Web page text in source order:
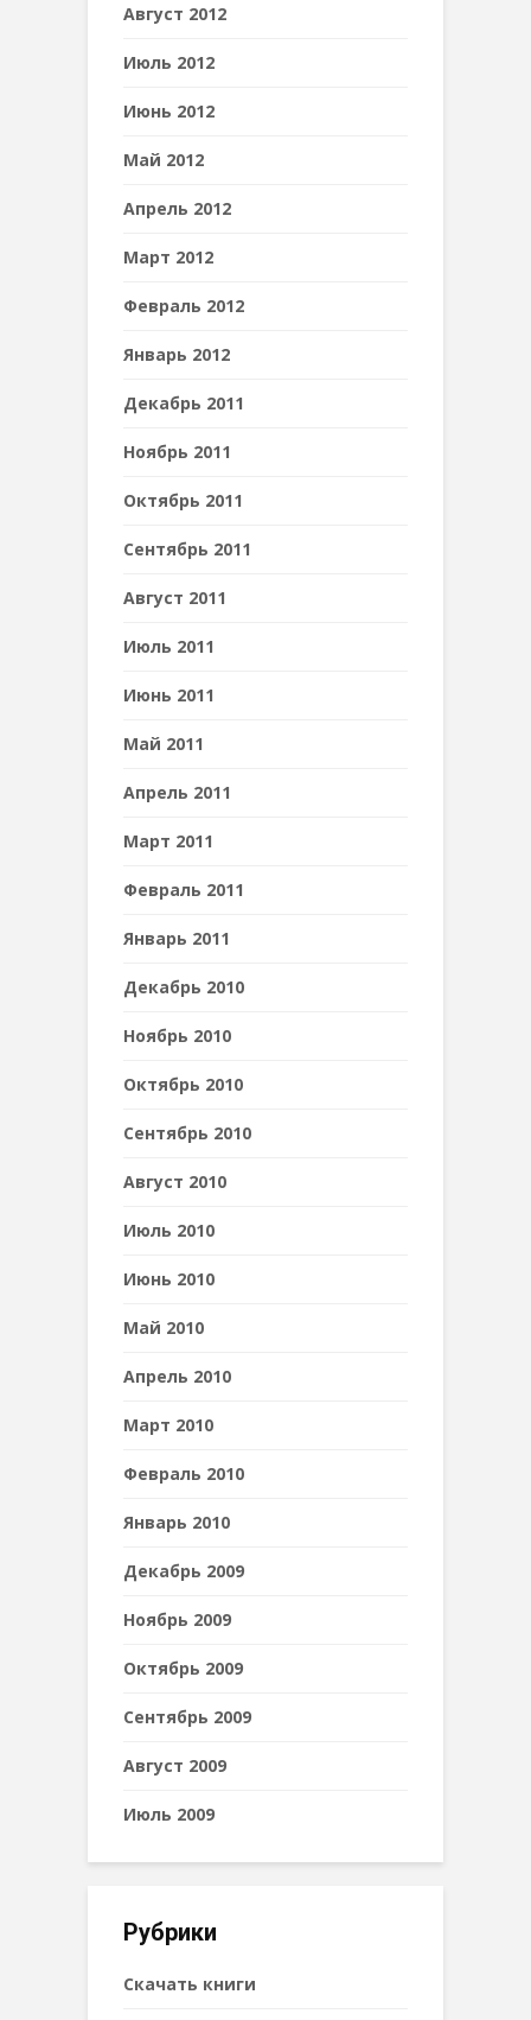
Август 2012
Июль 2012
Июнь 2012
Май 2012
Апрель 2012
Март 2012
Февраль 2012
Январь 2012
Декабрь 2011
Ноябрь 2011
Октябрь 2011
Сентябрь 2011
Август 2011
Июль 2011
Июнь 2011
Май 2011
Апрель 2011
Март 2011
Февраль 2011
Январь 2011
Декабрь 2010
Ноябрь 2010
Октябрь 2010
Сентябрь 2010
Август 2010
Июль 2010
Июнь 2010
Май 2010
Апрель 2010
Март 2010
Февраль 2010
Январь 2010
Декабрь 2009
Ноябрь 2009
Октябрь 2009
Сентябрь 2009
Август 2009
Июль 2009
Рубрики
Cкачать книги